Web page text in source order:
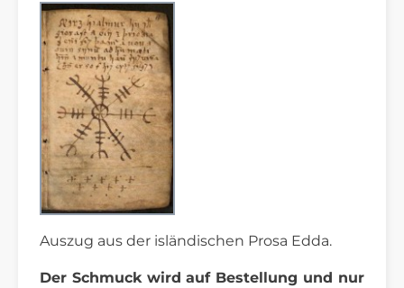
Auszug aus der isländischen Prosa Edda.
Der Schmuck wird auf Bestellung und nur